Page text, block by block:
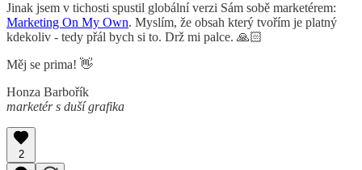
Jinak jsem v tichosti spustil globální verzi Sám sobě marketérem:
Marketing On My Own. Myslím, že obsah který tvořím je platný
kdekoliv - tedy přál bych si to. Drž mi palce. 🙏🏻
Měj se prima! 👋
Honza Barbořík
marketér s duší grafika
2